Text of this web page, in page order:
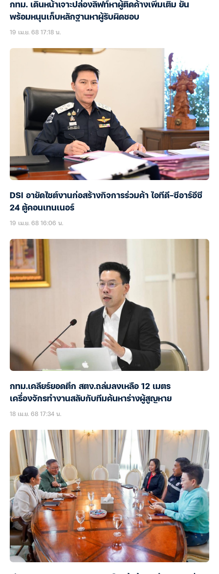
กทม. เดินหน้าเจาะปล่องลิฟท์หาผู้ติดค้างเพิ่มเติม ยัน
พร้อมหนุนเก็บหลักฐานหาผู้รับผิดชอบ
19 เม.ย. 68 17:18 น.
DSI อายัดไซต์งานก่อสร้างกิจการร่วมค้า ไอทีดี-ซีอาร์อีซี
24 ตู้คอนเทนเนอร์
19 เม.ย. 68 16:06 น.
กทม.เคลียร์ยอดตึก สตง.ถล่มลงเหลือ 12 เมตร
เครื่องจักรทำงานสลับกับทีมค้นหาร่างผู้สูญหาย
18 เม.ย. 68 17:34 น.